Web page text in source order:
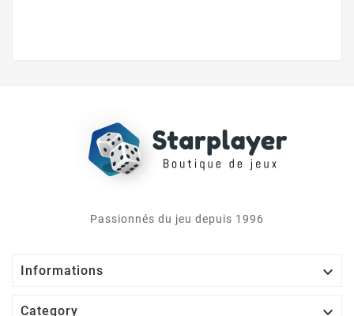
Passionnés du jeu depuis 1996
Informations 
Category